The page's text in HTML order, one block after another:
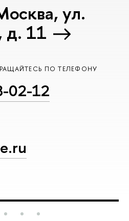
ул.
д. 11
ПО ТЕЛЕФОНУ
02-12